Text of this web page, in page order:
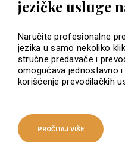
jezičke usluge
Naručite profesionalne
jezika u samo nekoliko
stručne predavače i
omogućava jednostavno
korišćenje prevodilačkih
PROČITAJ VIŠE